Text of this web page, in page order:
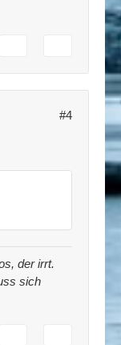
#4
der irrt.
sich